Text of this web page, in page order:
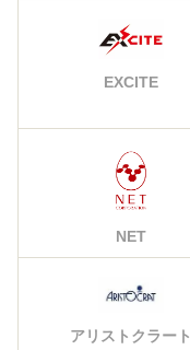
EXCITE
NET
アリストクラート